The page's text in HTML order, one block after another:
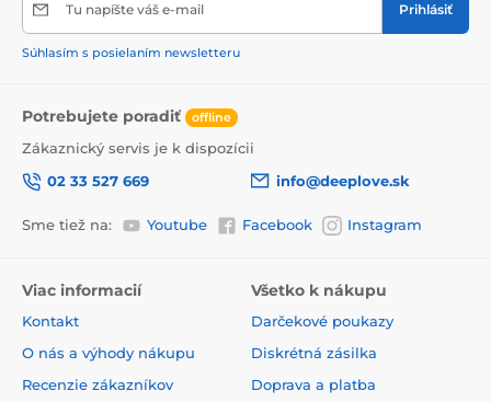
Tu napíšte váš e-mail Prihlásiť
Súhlasím s posielaním newsletteru
Potrebujete poradiť offline
Zákaznický servis je k dispozícii
02 33 527 669
info@deeplove.sk
Sme tiež na: Youtube Facebook Instagram
Viac informacií
Kontakt
O nás a výhody nákupu
Recenzie zákazníkov
Všetko k nákupu
Darčekové poukazy
Diskrétná zásilka
Doprava a platba